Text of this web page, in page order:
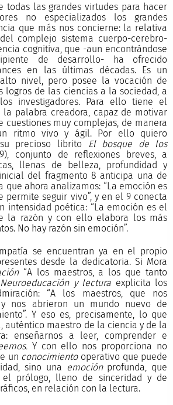
todas las grandes virtudes para hacer
no especializados los grandes
que más nos concierne: la relativa
complejo sistema cuerpo-cerebro-
cognitiva, que -aun encontrándose
de desarrollo- ha ofrecido
en las últimas décadas. Es un
nivel, pero posee la vocación de
logros de las ciencias a la sociedad, a
investigadores. Para ello tiene el
la palabra creadora, capaz de motivar
cuestiones muy complejas, de manera
ritmo vivo y ágil. Por ello quiero
precioso librito El bosque de los
conjunto de reflexiones breves, a
llenas de belleza, profundidad y
del fragmento 8 anticipa una de
que ahora analizamos: “La emoción es
permite seguir vivo”, y en el 9 conecta
intensidad poética: “La emoción es el
la razón y con ello elabora los más
No hay razón sin emoción”.
se encuentran ya en el propio
desde la dedicatoria. Si Mora
“A los maestros, a los que tanto
Neuroeducación y lectura explicita los
“A los maestros, que nos
nos abrieron un mundo nuevo de
Y eso es, precisamente, lo que
auténtico maestro de la ciencia y de la
enseñarnos a leer, comprender e
Y con ello nos proporciona no
un conocimientooperativo que puede
sino una emociónprofunda, que
el prólogo, lleno de sinceridad y de
en relación con la lectura.